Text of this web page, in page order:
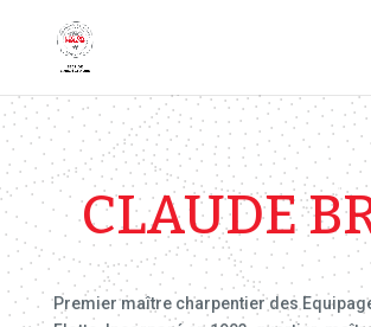
CLAUDE
Premier maître charpentier des